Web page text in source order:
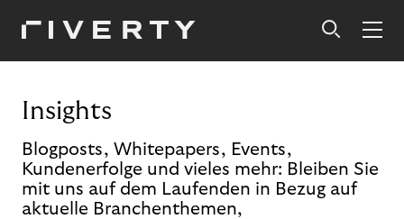
Insights
Blogposts, Whitepapers, Events,
Kundenerfolge und vieles mehr: Bleiben Sie
mit uns auf dem Laufenden in Bezug auf
aktuelle Branchenthemen,